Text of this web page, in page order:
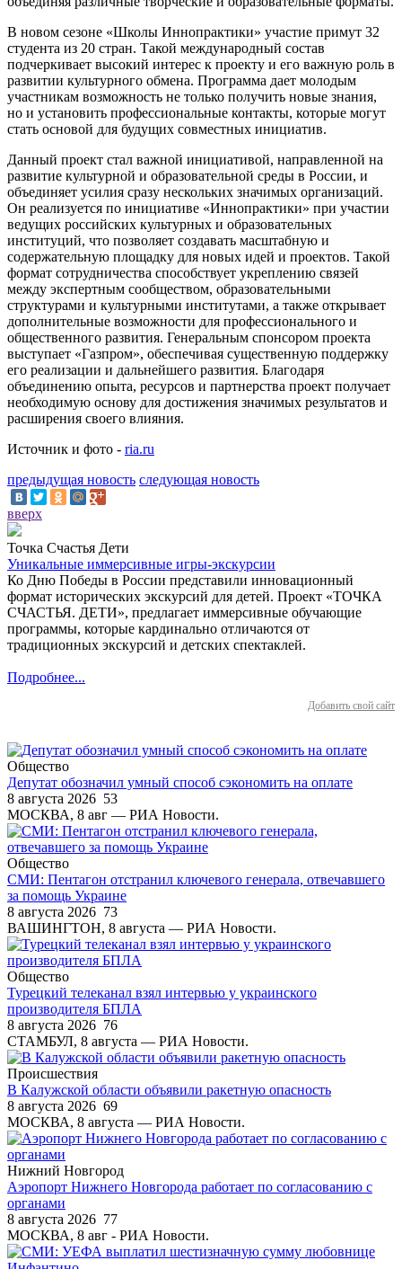
В новом сезоне «Школы Иннопрактики» участие примут 32
студента из 20 стран. Такой международный состав
подчеркивает высокий интерес к проекту и его важную роль в
развитии культурного обмена. Программа дает молодым
участникам возможность не только получить новые знания,
но и установить профессиональные контакты, которые могут
стать основой для будущих совместных инициатив.
Данный проект стал важной инициативой, направленной на
развитие культурной и образовательной среды в России, и
объединяет усилия сразу нескольких значимых организаций.
Он реализуется по инициативе «Иннопрактики» при участии
ведущих российских культурных и образовательных
институций, что позволяет создавать масштабную и
содержательную площадку для новых идей и проектов. Такой
формат сотрудничества способствует укреплению связей
между экспертным сообществом, образовательными
структурами и культурными институтами, а также открывает
дополнительные возможности для профессионального и
общественного развития. Генеральным спонсором проекта
выступает «Газпром», обеспечивая существенную поддержку
его реализации и дальнейшего развития. Благодаря
объединению опыта, ресурсов и партнерства проект получает
необходимую основу для достижения значимых результатов и
расширения своего влияния.
Источник и фото - ria.ru
предыдущая новость следующая новость
вверх
Точка Счастья Дети
Уникальные иммерсивные игры-экскурсии
Ко Дню Победы в России представили инновационный
формат исторических экскурсий для детей. Проект «ТОЧКА
СЧАСТЬЯ. ДЕТИ», предлагает иммерсивные обучающие
программы, которые кардинально отличаются от
традиционных экскурсий и детских спектаклей.
Подробнее...
Добавить свой сайт
Общество
Депутат обозначил умный способ сэкономить на оплате
8 августа 2026 53
МОСКВА, 8 авг — РИА Новости.
Общество
СМИ: Пентагон отстранил ключевого генерала, отвечавшего
за помощь Украине
8 августа 2026 73
ВАШИНГТОН, 8 августа — РИА Новости.
Общество
Турецкий телеканал взял интервью у украинского
производителя БПЛА
8 августа 2026 76
СТАМБУЛ, 8 августа — РИА Новости.
Происшествия
В Калужской области объявили ракетную опасность
8 августа 2026 69
МОСКВА, 8 августа — РИА Новости.
Нижний Новгород
Аэропорт Нижнего Новгорода работает по согласованию с
органами
8 августа 2026 77
МОСКВА, 8 авг - РИА Новости.